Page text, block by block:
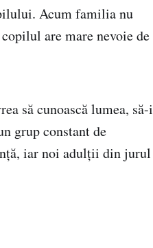
Acum familia nu
are mare nevoie de
să cunoască lumea, să-i
grup constant de
iar noi adulţii din jurul